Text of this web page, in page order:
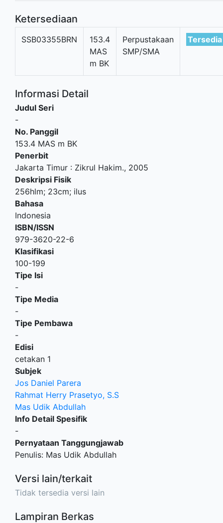
Ketersediaan
SSB03355BRN
153.4
MAS
m BK
Perpustakaan
SMP/SMA
Tersedia
Informasi Detail
Judul Seri
-
No. Panggil
153.4 MAS m BK
Penerbit
Jakarta Timur : Zikrul Hakim., 2005
Deskripsi Fisik
256hlm; 23cm; ilus
Bahasa
Indonesia
ISBN/ISSN
979-3620-22-6
Klasifikasi
100-199
Tipe Isi
-
Tipe Media
-
Tipe Pembawa
-
Edisi
cetakan 1
Subjek
Jos Daniel Parera
Rahmat Herry Prasetyo, S.S
Mas Udik Abdullah
Info Detail Spesifik
-
Pernyataan Tanggungjawab
Penulis: Mas Udik Abdullah
Versi lain/terkait
Tidak tersedia versi lain
Lampiran Berkas